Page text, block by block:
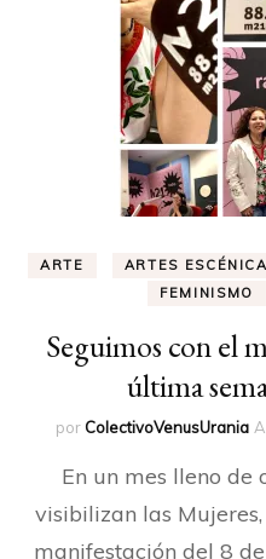
ARTE ARTES
FEMINISMO
Seguimos con el
última
porColectivoVenusUrania
En un mes lleno
visibilizan las
manifestación del 8